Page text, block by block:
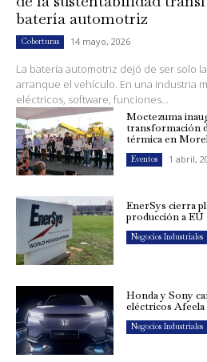
batería automotriz
Coberturas 14 mayo, 2026
La batería automotriz dejó de ser solo
arranque el vehículo. En una industria
eléctricos, software, funciones...
Moctezuma
transformación
térmica en
Eventos 1 abril,
EnerSys cierra
producción a EU
Negocios Industriales
Honda y Sony
eléctricos Afeela
Negocios Industriales